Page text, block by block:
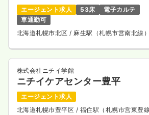
エージェント求人 53床
電子カルテ
車通勤可
北海道札幌市北区/ 麻生駅（札幌市営南北線
株式会社ニチイ学館
ニチイケアセンター豊平
エージェント求人
北海道札幌市豊平区 / 福住駅（札幌市営東豊